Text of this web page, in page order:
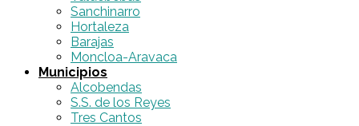
Sanchinarro
Hortaleza
Barajas
Moncloa-Aravaca
Municipios
Alcobendas
S.S. de los Reyes
Tres Cantos